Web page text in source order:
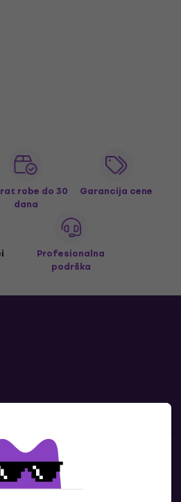
robe do 30
dana
Garancija cene
Profesionalna
podrška
nas